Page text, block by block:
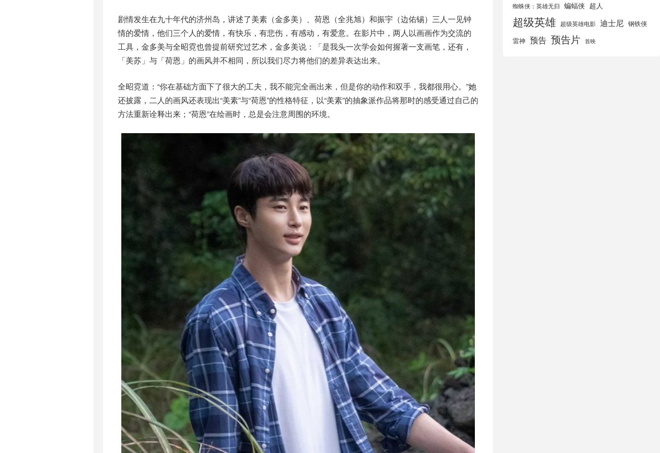
剧情发生在九十年代的济州岛，讲述了美素（金多美）、荷恩（全兆旭）和振宇（边佑锡）三人一见钟
情的爱情，他们三个人的爱情，有快乐，有悲伤，有感动，有爱意。在影片中，两人以画画作为交流的
工具，金多美与全昭霓也曾提前研究过艺术，金多美说：「是我头一次学会如何握著一支画笔，还有，
「美苏」与「荷恩」的画风并不相同，所以我们尽力将他们的差异表达出来。
全昭霓道：“你在基础方面下了很大的工夫，我不能完全画出来，但是你的动作和双手，我都很用心。”她
还披露，二人的画风还表现出“美素”与“荷恩”的性格特征，以“美素”的抽象派作品将那时的感受通过自己的
方法重新诠释出来；“荷恩”在绘画时，总是会注意周围的环境。
蜘蛛侠：英雄无归 蝙蝠侠 超人
超级英雄 超级英雄电影 迪士尼 钢铁侠
雷神 预告 预告片 首映